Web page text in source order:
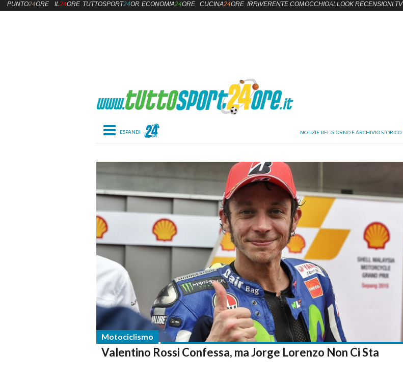
Toggle navigation
Motociclismo
Valentino Rossi Confessa, ma Jorge Lorenzo Non Ci Sta
PUNTO24ORE IL24ORE TUTTOSPORT24OREECONOMIA24ORE CUCINA24ORE IRRIVERENTE.COMOCCHIOALLOOK RECENSIONI.TV